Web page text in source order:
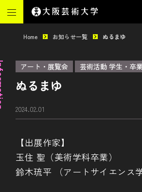
Home お知らせ一覧 ぬるまゆ
アート・展覧会 芸術活動 学生・卒
ぬるまゆ
2024.02.01
【出展作家】
玉住 聖（美術学科卒業）
鈴木琉平 （アートサイエンス